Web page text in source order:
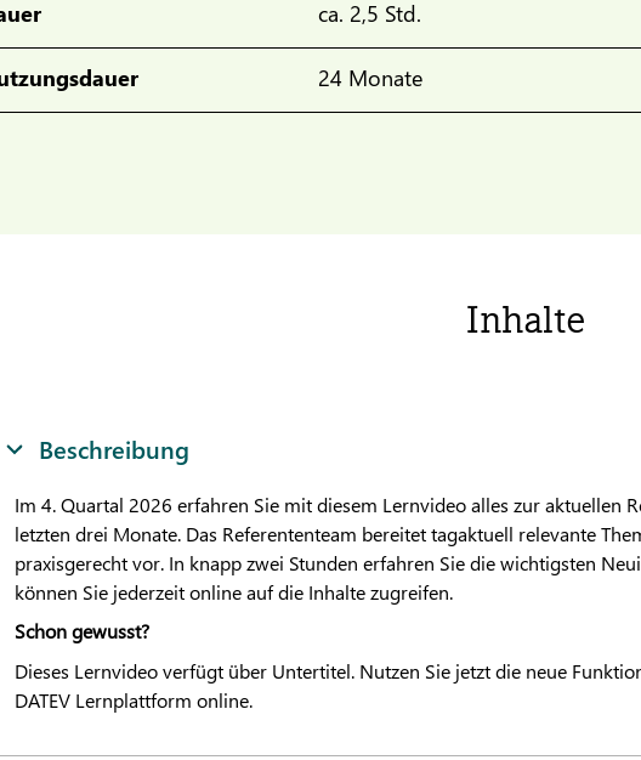
ca. 2,5 Std.
24 Monate
Inhalte
Beschreibung
Im 4. Quartal 2026 erfahren Sie mit diesem Lernvideo alles zur aktuellen
letzten drei Monate. Das Referententeam bereitet tagaktuell relevante
praxisgerecht vor. In knapp zwei Stunden erfahren Sie die wichtigsten
können Sie jederzeit online auf die Inhalte zugreifen.
Schon gewusst?
Dieses Lernvideo verfügt über Untertitel. Nutzen Sie jetzt die neue
DATEVLernplattform online.